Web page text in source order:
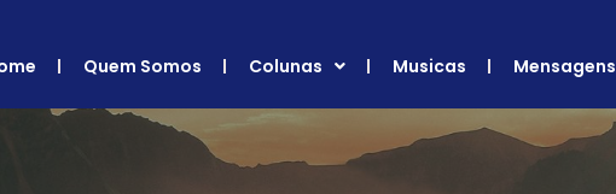
Quem Somos Colunas Musicas Mensagens